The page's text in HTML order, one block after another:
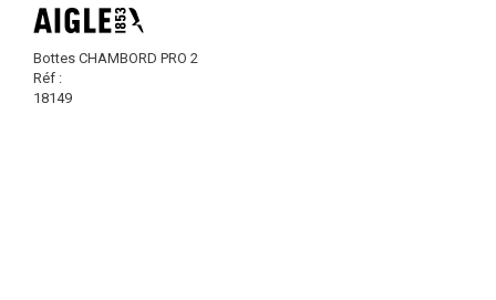
Bottes CHAMBORD PRO 2
Réf :
18149